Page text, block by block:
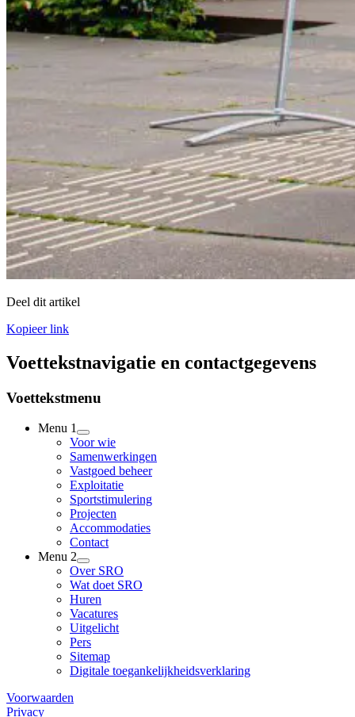
Deel dit artikel
Kopieer link
Voettekstnavigatie en contactgegevens
Voettekstmenu
Menu 1
Voor wie
Samenwerkingen
Vastgoed beheer
Exploitatie
Sportstimulering
Projecten
Accommodaties
Contact
Menu 2
Over SRO
Wat doet SRO
Huren
Vacatures
Uitgelicht
Pers
Sitemap
Digitale toegankelijkheidsverklaring
Voorwaarden
Privacy